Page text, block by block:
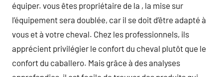
équiper. vous êtes propriétaire de la , la mise sur
l’équipement sera doublée, car il se doit d’être adapté à
vous et à votre cheval. Chez les professionnels, ils
apprécient privilégier le confort du cheval plutôt que le
confort du caballero. Mais grâce à des analyses